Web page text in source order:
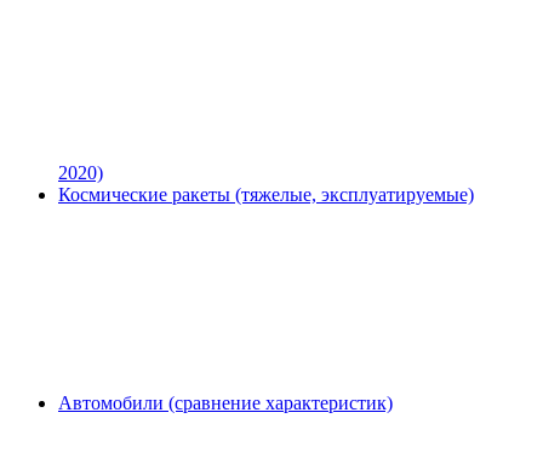
2020)
Космические ракеты (тяжелые, эксплуатируемые)
Автомобили (сравнение характеристик)